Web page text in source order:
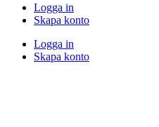
Logga in
Skapa konto
Logga in
Skapa konto